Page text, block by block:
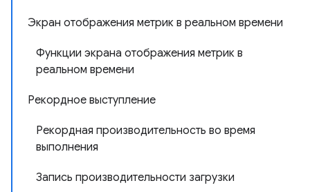
Экран отображения метрик в реальном времени
Функции экрана отображения метрик в
реальном времени
Рекордное выступление
Рекордная производительность во время
выполнения
Запись производительности загрузки